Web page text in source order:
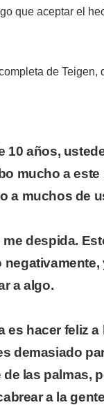
que aceptar el
de Teigen,
10 años,
mucho a
a muchos de
despida.
a algo.
es hacer feliz
demasiado
las palmas,
a la